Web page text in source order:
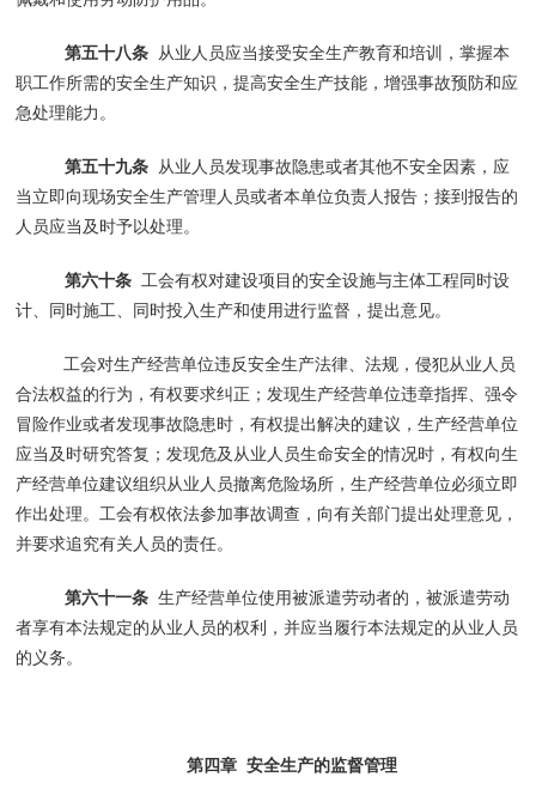
第五十八条从业人员应当接受安全生产教育和培训，掌握本
职工作所需的安全生产知识，提高安全生产技能，增强事故预防和应
急处理能力。
第五十九条
从业人员发现事故隐患或者其他不安全因素，应
当立即向现场安全生产管理人员或者本单位负责人报告；接到报告的
人员应当及时予以处理。
第六十条工会有权对建设项目的安全设施与主体工程同时设
计、同时施工、同时投入生产和使用进行监督，提出意见。
工会对生产经营单位违反安全生产法律、法规，侵犯从业人员
合法权益的行为，有权要求纠正；发现生产经营单位违章指挥、强令
冒险作业或者发现事故隐患时，有权提出解决的建议，生产经营单位
应当及时研究答复；发现危及从业人员生命安全的情况时，有权向生
产经营单位建议组织从业人员撤离危险场所，生产经营单位必须立即
作出处理。工会有权依法参加事故调查，向有关部门提出处理意见，
并要求追究有关人员的责任。
第六十一条生产经营单位使用被派遣劳动者的，被派遣劳动
者享有本法规定的从业人员的权利，并应当履行本法规定的从业人员
的义务。
第四章 安全生产的监督管理